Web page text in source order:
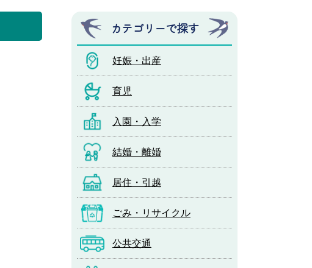
カテゴリーで探す
妊娠・出産
育児
入園・入学
結婚・離婚
居住・引越
ごみ・リサイクル
公共交通